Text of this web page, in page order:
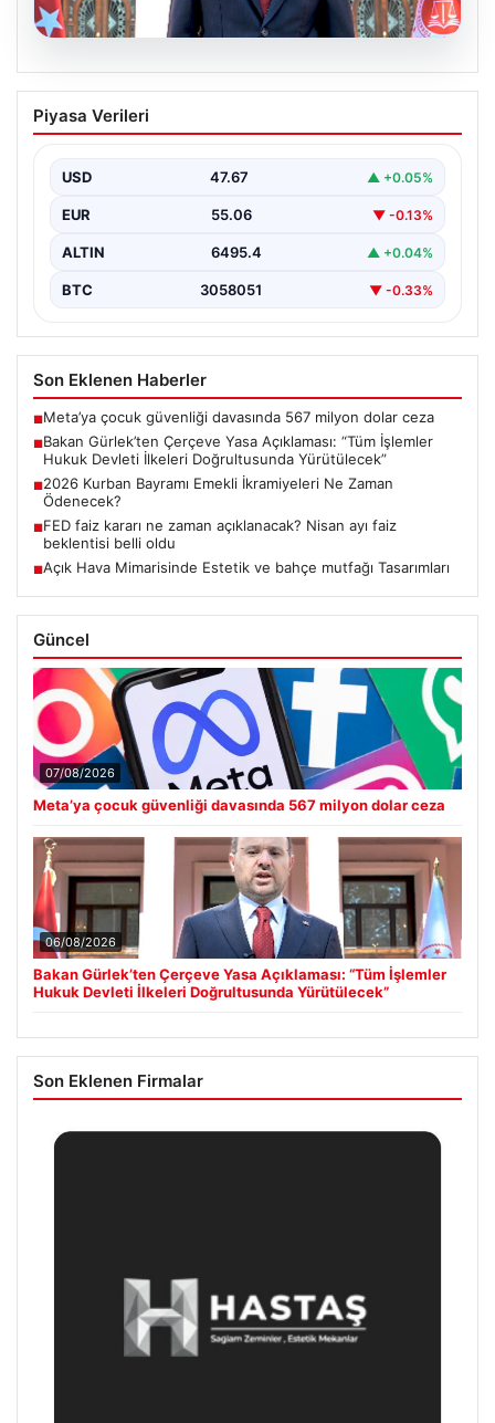
06.08.2026
Bakan Gürlek’ten Çerçeve Yasa
Açıklaması: “Tüm İşlemler Hukuk
Yürütülecek”
Adalet Bakanı Akın Gürlek, terörle mücadelede yeni bir
dönemi başlatacak çerçeve yasanın Meclis’te kabul…
Piyasa Verileri
USD 47.67 ▲ +0.05%
EUR 55.06 ▼ -0.13%
ALTIN 6495.4 ▲ +0.04%
BTC 3058051 ▼ -0.33%
Son Eklenen Haberler
■Meta’ya çocuk güvenliği davasında 567 milyon dolar ceza
■Bakan Gürlek’ten Çerçeve Yasa Açıklaması: “Tüm İşlemler
Hukuk Devleti İlkeleri Doğrultusunda Yürütülecek”
■2026 Kurban Bayramı Emekli İkramiyeleri Ne Zaman
Ödenecek?
■FED faiz kararı ne zaman açıklanacak? Nisan ayı faiz
beklentisi belli oldu
■Açık Hava Mimarisinde Estetik ve bahçe mutfağı Tasarımları
Güncel
07/08/2026
Meta’ya çocuk güvenliği davasında 567 milyon dolar ceza
06/08/2026
Bakan Gürlek’ten Çerçeve Yasa Açıklaması: “Tüm İşlemler
Hukuk Devleti İlkeleri Doğrultusunda Yürütülecek”
Son Eklenen Firmalar